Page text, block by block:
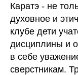
Каратэ - не
духовное и
клубе дети
дисциплины и
в себе
сверстникам.